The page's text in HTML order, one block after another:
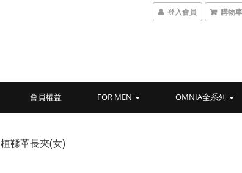
登入會員 購物車
會員權益 FOR MEN OMNIA全系列
植鞣革長夾(女)